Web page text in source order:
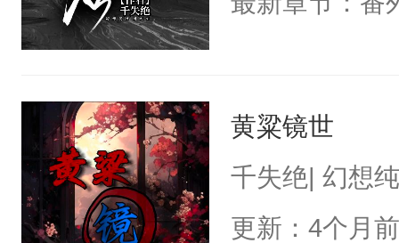
黄粱镜世
千失绝| 幻想
更新：4个月前